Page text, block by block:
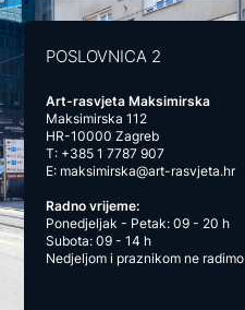
POSLOVNICA 2
Art-rasvjeta Maksimirska
Maksimirska 112
HR-10000 Zagreb
T: +385 1 7787 907
E: maksimirska@art-rasvjeta.hr
Radno vrijeme:
Ponedjeljak - Petak: 09 - 20 h
Subota: 09 - 14 h
Nedjeljom i praznikom ne radimo